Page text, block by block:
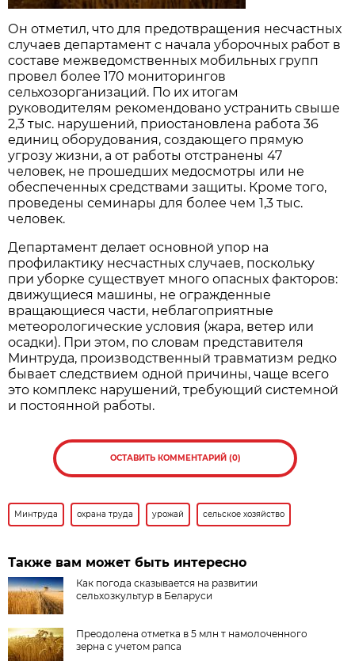
Он отметил, что для предотвращения несчастных
случаев департамент с начала уборочных работ в
составе межведомственных мобильных групп
провел более 170 мониторингов
сельхозорганизаций. По их итогам
руководителям рекомендовано устранить свыше
2,3 тыс. нарушений, приостановлена работа 36
единиц оборудования, создающего прямую
угрозу жизни, а от работы отстранены 47
человек, не прошедших медосмотры или не
обеспеченных средствами защиты. Кроме того,
проведены семинары для более чем 1,3 тыс.
человек.
Департамент делает основной упор на
профилактику несчастных случаев, поскольку
при уборке существует много опасных факторов:
движущиеся машины, не огражденные
вращающиеся части, неблагоприятные
метеорологические условия (жара, ветер или
осадки). При этом, по словам представителя
Минтруда, производственный травматизм редко
бывает следствием одной причины, чаще всего
это комплекс нарушений, требующий системной
и постоянной работы.
ОСТАВИТЬ КОММЕНТАРИЙ (0)
Минтруда охрана труда урожай сельское хозяйство
Также вам может быть интересно
Как погода сказывается на развитии
сельхозкультур в Беларуси
Преодолена отметка в 5 млн т намолоченного
зерна с учетом рапса